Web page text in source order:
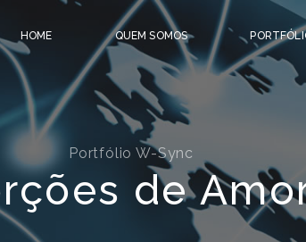
HOME QUEM SOMOS
Portfólio W-Sync
de